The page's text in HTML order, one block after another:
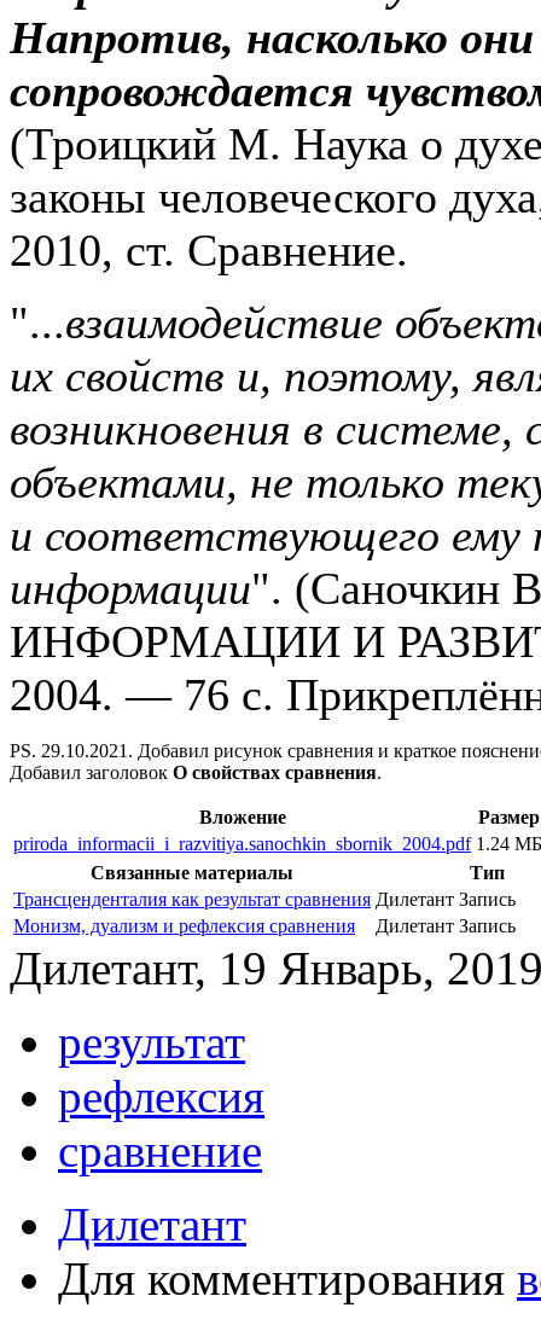
Напротив, насколько
сопровождается
(Троицкий М. Наука о
законы человеческого
2010, ст. Сравнение.
"...взаимодействие
их свойств и, поэтому,
возникновения в
объектами, не только
и соответствующего ему
информации". (Саночкин
ИНФОРМАЦИИ И
2004. — 76 с.
PS. 29.10.2021. Добавил рисунок сравнения и краткое
Добавил заголовок О свойствах сравнения.
Вложение
Размер
priroda_informacii_i_razvitiya.sanochkin_sbornik_2004.pdf 1.24 МБ
Связанные материалы
Тип
Трансценденталия как результат сравнения Дилетант Запись
Монизм, дуализм и рефлексия сравнения
Дилетант Запись
Дилетант, 19 Январь,
результат
рефлексия
сравнение
Дилетант
Для комментирования